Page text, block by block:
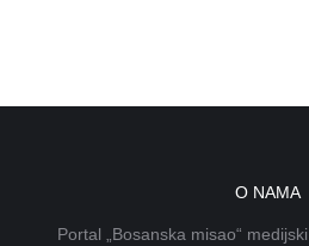
O NAMA
Portal „Bosanska misao“